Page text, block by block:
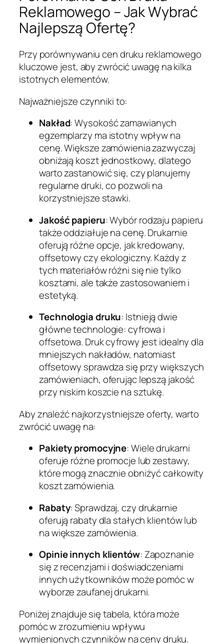
Reklamowego – Jak Wybrać
Najlepszą Ofertę?
Przy porównywaniu cen druku reklamowego
kluczowe jest, aby zwrócić uwagę na kilka
istotnych elementów.
Najważniejsze czynniki to:
Nakład: Wysokość zamawianych
egzemplarzy ma istotny wpływ na
cenę. Większe zamówienia zazwyczaj
obniżają koszt jednostkowy, dlatego
warto zastanowić się, czy planujemy
regularne druki, co pozwoli na
korzystniejsze stawki.
Jakość papieru: Wybór rodzaju papieru
także oddziałuje na cenę. Drukarnie
oferują różne opcje, jak kredowany,
offsetowy czy ekologiczny. Każdy z
tych materiałów różni się nie tylko
kosztami, ale także zastosowaniem i
estetyką.
Technologia druku: Istnieją dwie
główne technologie: cyfrowa i
offsetowa. Druk cyfrowy jest idealny dla
mniejszych nakładów, natomiast
offsetowy sprawdza się przy większych
zamówieniach, oferując lepszą jakość
przy niskim koszcie na sztukę.
Aby znaleźć najkorzystniejsze oferty, warto
zwrócić uwagę na:
Pakiety promocyjne: Wiele drukarni
oferuje różne promocje lub zestawy,
które mogą znacznie obniżyć całkowity
koszt zamówienia.
Rabaty: Sprawdzaj, czy drukarnie
oferują rabaty dla stałych klientów lub
na większe zamówienia.
Opinie innych klientów: Zapoznanie
się z recenzjami i doświadczeniami
innych użytkowników może pomóc w
wyborze zaufanej drukarni.
Poniżej znajduje się tabela, która może
pomóc w zrozumieniu wpływu
wymienionych czynników na ceny druku.